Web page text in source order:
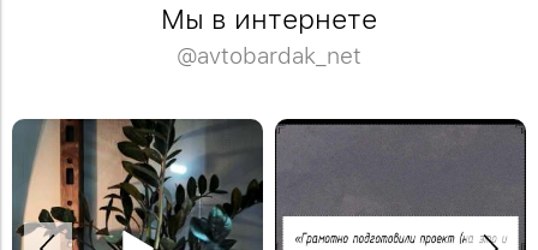
Мы в интернете
@avtobardak_net
Спасибо Дмитрию за отзыв!